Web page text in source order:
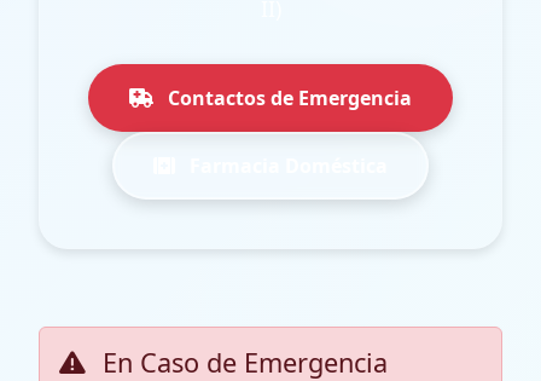
Contactos de Emergencia
En Caso de Emergencia